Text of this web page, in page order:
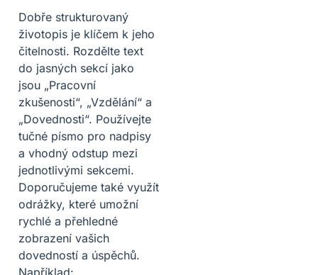
Dobře strukturovaný
životopis je klíčem k jeho
čitelnosti. Rozdělte text
do jasných sekcí jako
jsou „Pracovní
zkušenosti“, „Vzdělání“ a
„Dovednosti“. Používejte
tučné písmo pro nadpisy
a vhodný odstup mezi
jednotlivými sekcemi.
Doporučujeme také využít
odrážky, které umožní
rychlé a přehledné
zobrazení vašich
dovedností a úspěchů.